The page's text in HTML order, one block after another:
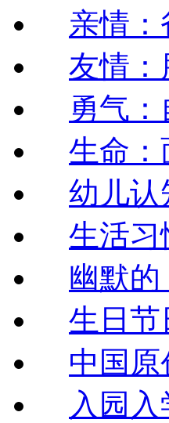
亲情
友情：
勇气
生命：
幼儿认
生活习
幽默
生日节
中国原
入园入